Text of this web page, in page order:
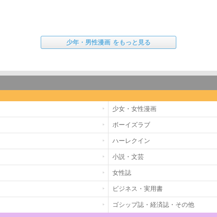
少年・男性漫画 をもっと見る
少女・女性漫画
ボーイズラブ
ハーレクイン
小説・文芸
女性誌
ビジネス・実用書
ゴシップ誌・経済誌・その他